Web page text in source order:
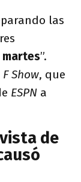
las
”.
F Show, que
ESPN a
de